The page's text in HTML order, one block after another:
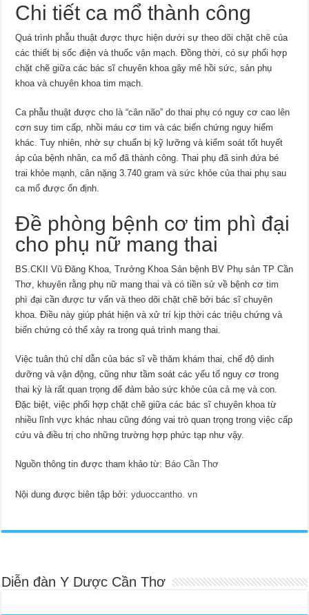
Chi tiết ca mổ thành công
Quá trình phẫu thuật được thực hiện dưới sự theo dõi chặt chẽ của
các thiết bị sốc điện và thuốc vận mạch. Đồng thời, có sự phối hợp
chặt chẽ giữa các bác sĩ chuyên khoa gây mê hồi sức, sản phụ
khoa và chuyên khoa tim mạch.
Ca phẫu thuật được cho là “cân não” do thai phụ có nguy cơ cao lên
cơn suy tim cấp, nhồi máu cơ tim và các biến chứng nguy hiểm
khác. Tuy nhiên, nhờ sự chuẩn bị kỹ lưỡng và kiểm soát tốt huyết
áp của bệnh nhân, ca mổ đã thành công. Thai phụ đã sinh đứa bé
trai khỏe mạnh, cân nặng 3.740 gram và sức khỏe của thai phụ sau
ca mổ được ổn định.
Đề phòng bệnh cơ tim phì đại
cho phụ nữ mang thai
BS.CKII Vũ Ðăng Khoa, Trưởng Khoa Sản bệnh BV Phụ sản TP Cần
Thơ, khuyên rằng phụ nữ mang thai và có tiền sử về bệnh cơ tim
phì đại cần được tư vấn và theo dõi chặt chẽ bởi bác sĩ chuyên
khoa. Điều này giúp phát hiện và xử trí kịp thời các triệu chứng và
biến chứng có thể xảy ra trong quá trình mang thai.
Việc tuân thủ chỉ dẫn của bác sĩ về thăm khám thai, chế độ dinh
dưỡng và vận động, cũng như tầm soát các yếu tố nguy cơ trong
thai kỳ là rất quan trọng để đảm bảo sức khỏe của cả mẹ và con.
Đặc biệt, việc phối hợp chặt chẽ giữa các bác sĩ chuyên khoa từ
nhiều lĩnh vực khác nhau cũng đóng vai trò quan trọng trong việc cấp
cứu và điều trị cho những trường hợp phức tạp như vậy.
Nguồn thông tin được tham khảo từ: Báo Cần Thơ
Nội dung được biên tập bởi:yduoccantho. vn
Diễn đàn Y Dược Cần Thơ